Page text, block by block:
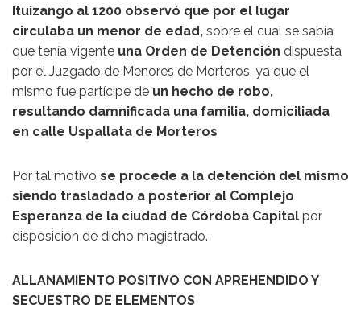
Ituizango al 1200 observó que por el lugar
circulaba un menor de edad, sobre el cual se sabía
que tenía vigente una Orden de Detención dispuesta
por el Juzgado de Menores de Morteros, ya que el
mismo fue partícipe de un hecho de robo,
resultando damnificada una familia, domiciliada
en calle Uspallata de Morteros
Por tal motivo se procede a la detención del mismo
siendo trasladado a posterior al Complejo
Esperanza de la ciudad de Córdoba Capital por
disposición de dicho magistrado.
ALLANAMIENTO POSITIVO CON APREHENDIDO Y
SECUESTRO DE ELEMENTOS